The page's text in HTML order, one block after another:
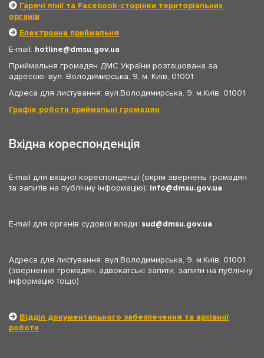
Гарячі лінії та Facebook-сторінки територіальних
органів
Електронна приймальня
E-mail: hotline
dmsu.gov.ua
Приймальня громадян ДМС України розташована за
адресою: вул. Володимирська, 9, м. Київ, 01001
Адреса для листування: вул.Володимирська, 9, м.Київ, 01001
Графік роботи приймальні громадян
Вхідна кореспонденція
E-mail для вхідної кореспонденції (окрім звернень громадян
та запитів на публічну інформацію): info dmsu.gov.ua
E-mail для органів судової влади: sud dmsu.gov.ua
Адреса для листування: вул.Володимирська, 9, м.Київ, 01001
(звернення громадян, адвокатські запити, запити на публічну
інформацію тощо)
Відділ документального забезпечення та архівної
роботи